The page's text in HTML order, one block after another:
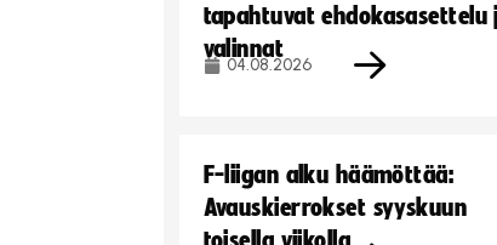
tapahtuvat ehdokasasettelu
valinnat
04.08.2026
F-liigan alku häämöttää:
Avauskierrokset syyskuun